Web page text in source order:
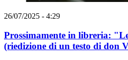
26/07/2025 - 4:29
Prossimamente in libreria:
(riedizione di un testo di don